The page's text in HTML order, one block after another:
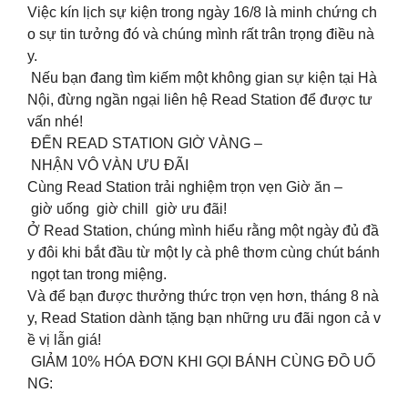
Việc kín lịch sự kiện trong ngày 16/8 là minh chứng ch
o sự tin tưởng đó và chúng mình rất trân trọng điều nà
y.
Nếu bạn đang tìm kiếm một không gian sự kiện tại Hà
Nội, đừng ngần ngại liên hệ Read Station để được tư
vấn nhé!
ĐẾN READ STATION GIỜ VÀNG –
NHẬN VÔ VÀN ƯU ĐÃI
Cùng Read Station trải nghiệm trọn vẹn Giờ ăn –
giờ uống giờ chill giờ ưu đãi!
Ở Read Station, chúng mình hiểu rằng một ngày đủ đầ
y đôi khi bắt đầu từ một ly cà phê thơm cùng chút bánh
ngọt tan trong miệng.
Và để bạn được thưởng thức trọn vẹn hơn, tháng 8 nà
y, Read Station dành tặng bạn những ưu đãi ngon cả v
ề vị lẫn giá!
GIẢM 10% HÓA ĐƠN KHI GỌI BÁNH CÙNG ĐỒ UỐ
NG: